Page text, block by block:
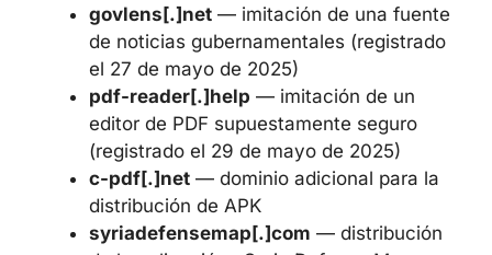
govlens[.]net — imitación de una fuente
de noticias gubernamentales (registrado
el 27 de mayo de 2025)
pdf-reader[.]help — imitación de un
editor de PDF supuestamente seguro
(registrado el 29 de mayo de 2025)
c-pdf[.]net — dominio adicional para la
distribución de APK
syriadefensemap[.]com — distribución